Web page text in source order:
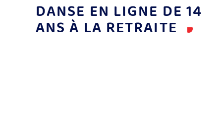
DANSE EN LIGNE DE 14
ANS À LA RETRAITE